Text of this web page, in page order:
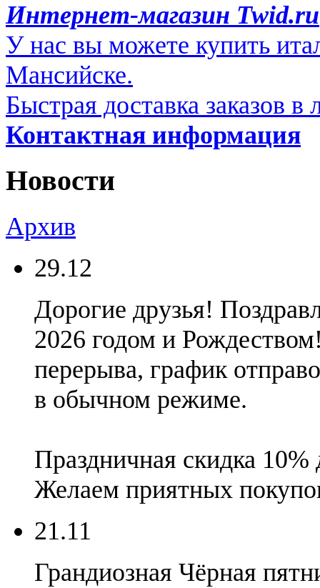
Интернет-магазин Twid.ru
У нас вы можете купить
Мансийске.
Быстрая доставка заказов
Контактная информация
Новости
Архив
29.12
Дорогие друзья!
2026 годом и
перерыва, график
в обычном режиме.
Праздничная скидка
Желаем приятных
21.11
Грандиозная Чёрная